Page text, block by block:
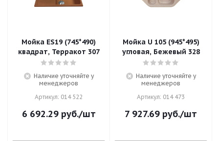
Мойка ES19 (745*490)
квадрат, Терракот 307
Наличие уточняйте у
менеджеров
Артикул: 014 522
6 692.29руб./шт
Мойка U 105 (945*495)
угловая, Бежевый 328
Наличие уточняйте у
менеджеров
Артикул: 014 473
7 927.69 руб./шт